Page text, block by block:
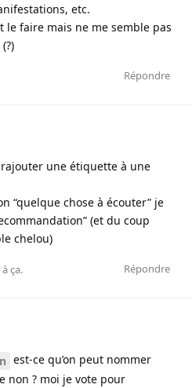
etc.
le faire mais ne me semble pas
Répondre
une étiquette à une
“quelque chose à écouter” je
(et du coup
chelou)
Répondre
ça.
est-ce qu’on peut nommer
non ? moi je vote pour